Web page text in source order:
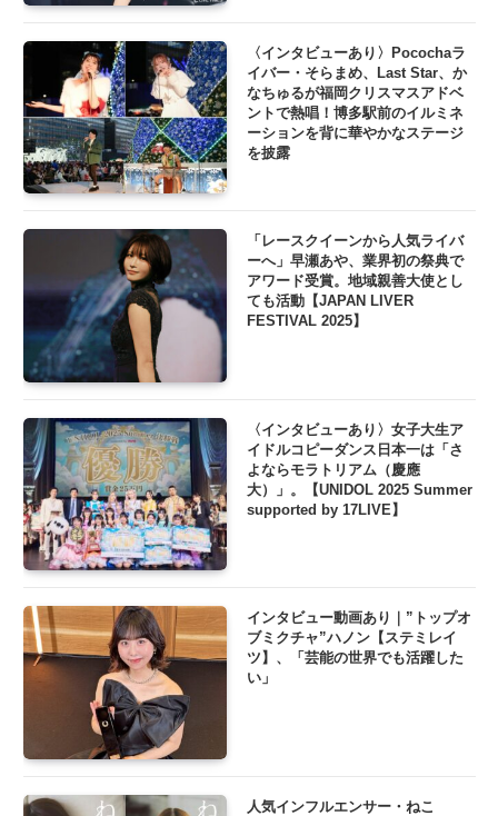
〈インタビューあり〉Pocochaラ
イバー・そらまめ、Last Star、か
なちゅるが福岡クリスマスアドベ
ントで熱唱！博多駅前のイルミネ
ーションを背に華やかなステージ
を披露
「レースクイーンから人気ライバ
ーへ」早瀬あや、業界初の祭典で
アワード受賞。地域親善大使とし
ても活動【JAPAN LIVER
FESTIVAL 2025】
〈インタビューあり〉女子大生ア
イドルコピーダンス日本一は「さ
よならモラトリアム（慶應
大）」。【UNIDOL 2025 Summer
supported by 17LIVE】
インタビュー動画あり｜”トップオ
ブミクチャ”ハノン【ステミレイ
ツ】、「芸能の世界でも活躍した
い」
人気インフルエンサー・ねこ